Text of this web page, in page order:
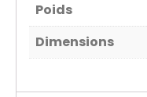
Poids
Dimensions